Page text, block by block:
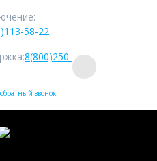
58-22
8(800)250-
звонок